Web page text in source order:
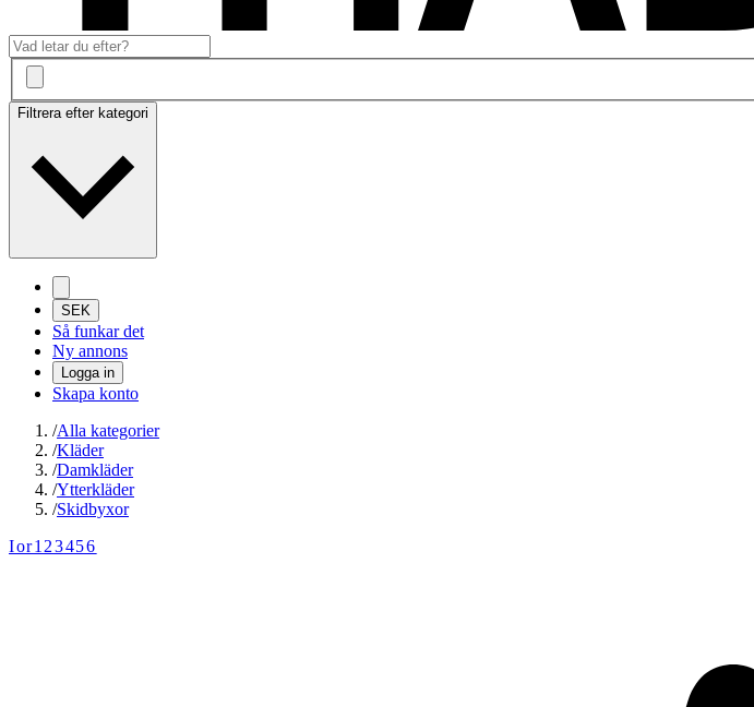
Filtrera efter kategori
SEK
Så funkar det
Ny annons
Logga in
Skapa konto
/Alla kategorier
/Kläder
/Damkläder
/Ytterkläder
/Skidbyxor
Ior123456